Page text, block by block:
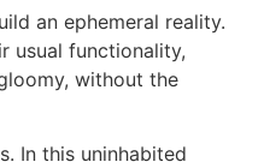
an ephemeral reality.
usual functionality,
without the
In this uninhabited